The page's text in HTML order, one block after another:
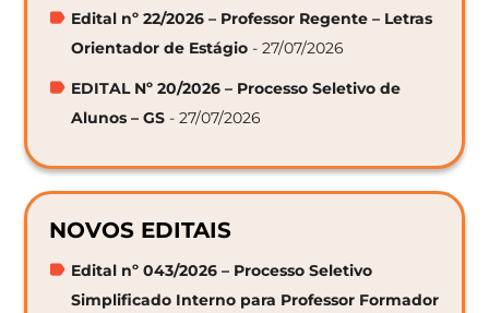
Edital nº 22/2026 – Professor Regente – Letras
Orientador de Estágio - 27/07/2026
EDITAL Nº 20/2026 – Processo Seletivo de
Alunos – GS - 27/07/2026
NOVOS EDITAIS
Edital nº 043/2026 – Processo Seletivo
Simplificado Interno para Professor Formador